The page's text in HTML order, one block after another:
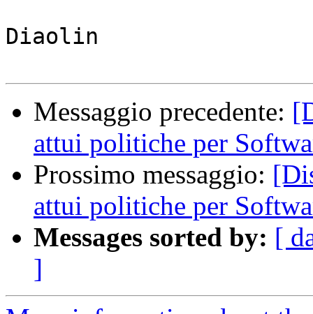
Diaolin
Messaggio precedente:
attui politiche per
Prossimo messaggio:
attui politiche per
Messages sorted by: [
]